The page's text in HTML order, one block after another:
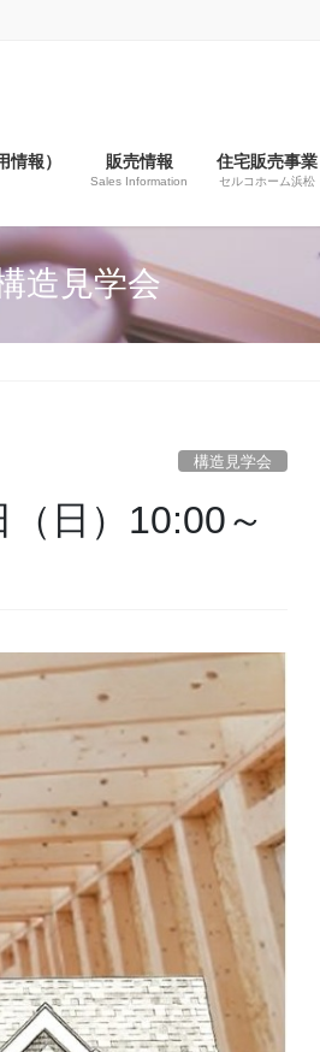
情報） 販売情報
Sales Information
住宅販売事業
セルコホーム浜松
造見学会
構造見学会
日）10:00～